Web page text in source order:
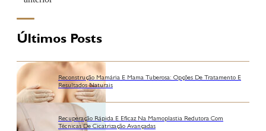
Últimos Posts
Reconstrução Mamária E Mama Tuberosa: Opções De Tratamento E
Resultados Naturais
Recuperação Rápida E Eficaz Na Mamoplastia Redutora Com
Técnicas De Cicatrização Avançadas